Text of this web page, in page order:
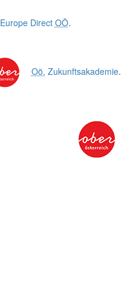
Europe Direct OÖ.
Oö. Zukunftsakademie.